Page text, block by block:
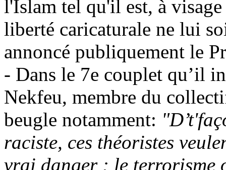
l'Islam tel qu'il est, à
liberté caricaturale ne lui
annoncé publiquement le
- Dans le 7e couplet qu’il
Nekfeu, membre du
beugle notamment:
raciste, ces théoristes
vrai danger : le terrorisme